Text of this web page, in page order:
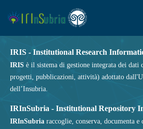
IRIS - Institutional Research
IRIS è il sistema di gestione integrata dei dati
progetti, pubblicazioni, attività) adottato
dell’Insubria.
IRInSubria - Institutional Repository
IRInSubria raccoglie, conserva, documenta e